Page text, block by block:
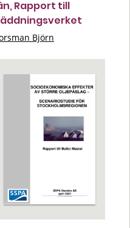
Rapport till
Björn